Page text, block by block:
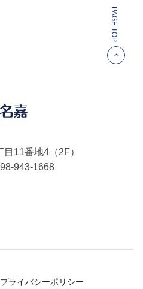
PAGE TOP
11番地4（2F）
943-1668
プライバシーポリシー